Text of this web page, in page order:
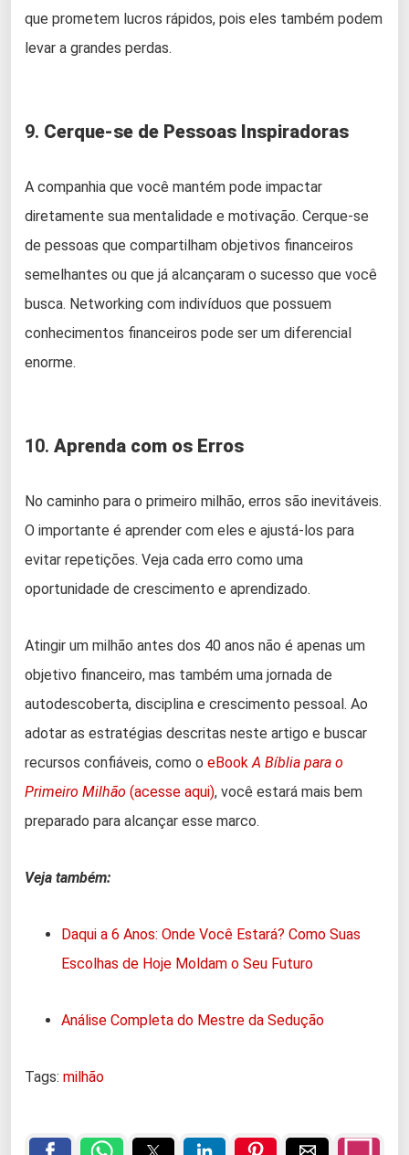
que prometem lucros rápidos, pois eles também podem
levar a grandes perdas.
9. Cerque-se de Pessoas Inspiradoras
A companhia que você mantém pode impactar
diretamente sua mentalidade e motivação. Cerque-se
de pessoas que compartilham objetivos financeiros
semelhantes ou que já alcançaram o sucesso que você
busca. Networking com indivíduos que possuem
conhecimentos financeiros pode ser um diferencial
enorme.
10. Aprenda com os Erros
No caminho para o primeiro milhão, erros são inevitáveis.
O importante é aprender com eles e ajustá-los para
evitar repetições. Veja cada erro como uma
oportunidade de crescimento e aprendizado.
Atingir um milhão antes dos 40 anos não é apenas um
objetivo financeiro, mas também uma jornada de
autodescoberta, disciplina e crescimento pessoal. Ao
adotar as estratégias descritas neste artigo e buscar
recursos confiáveis, como o eBookA Bíblia para o
Primeiro Milhão (acesse aqui), você estará mais bem
preparado para alcançar esse marco.
Veja também:
Daqui a 6 Anos: Onde Você Estará? Como Suas
Escolhas de Hoje Moldam o Seu Futuro
Análise Completa do Mestre da Sedução
Tags: milhão